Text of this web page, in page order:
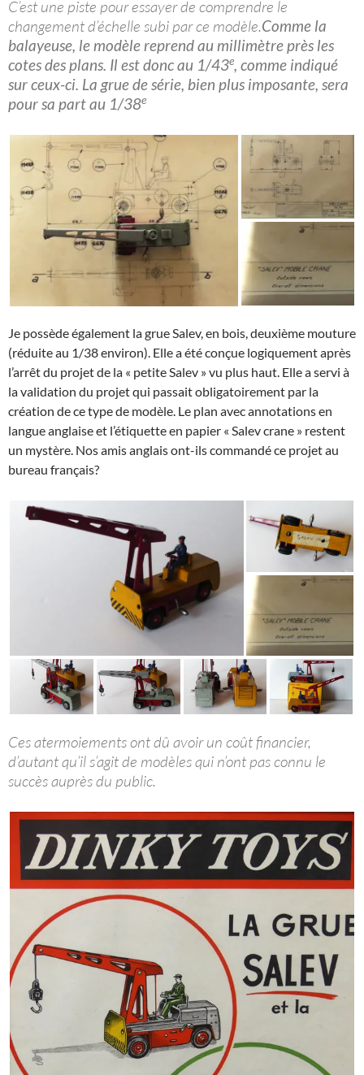
C’est une piste pour essayer de comprendre le
changement d’échelle subi par ce modèle.Comme la
balayeuse, le modèle reprend au millimètre près les
cotes des plans. Il est donc au 1/43e, comme indiqué
sur ceux-ci. La grue de série, bien plus imposante, sera
pour sa part au 1/38e
Je possède également la grue Salev, en bois, deuxième mouture
(réduite au 1/38 environ). Elle a été conçue logiquement après
l’arrêt du projet de la « petite Salev » vu plus haut. Elle a servi à
la validation du projet qui passait obligatoirement par la
création de ce type de modèle. Le plan avec annotations en
langue anglaise et l’étiquette en papier « Salev crane » restent
un mystère. Nos amis anglais ont-ils commandé ce projet au
bureau français?
Ces atermoiements ont dû avoir un coût financier,
d’autant qu’il s’agit de modèles qui n’ont pas connu le
succès auprès du public.